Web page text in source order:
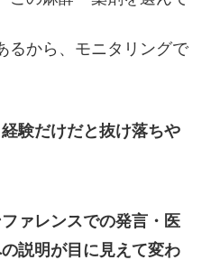
るから、モニタリングで
経験だけだと抜け落ちや
ァレンスでの発言・医
説明が目に見えて変わ